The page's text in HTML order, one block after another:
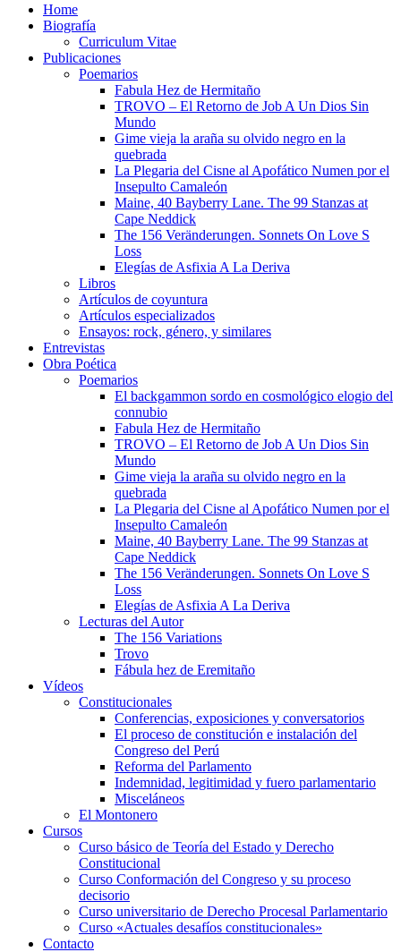
Home
Biografía
Curriculum Vitae​
Publicaciones
Poemarios
Fabula Hez de Hermitaño
TROVO – El Retorno de Job A Un Dios Sin
Mundo
Gime vieja la araña su olvido negro en la
quebrada
La Plegaria del Cisne al Apofático Numen por el
Insepulto Camaleón
Maine, 40 Bayberry Lane. The 99 Stanzas at
Cape Neddick
The 156 Veränderungen. Sonnets On Love S
Loss
Elegías de Asfixia A La Deriva
Libros
Artículos de coyuntura
Artículos especializados
Ensayos: rock, género, y similares
Entrevistas
Obra Poética
Poemarios
El backgammon sordo en cosmológico elogio del
connubio
Fabula Hez de Hermitaño
TROVO – El Retorno de Job A Un Dios Sin
Mundo
Gime vieja la araña su olvido negro en la
quebrada
La Plegaria del Cisne al Apofático Numen por el
Insepulto Camaleón
Maine, 40 Bayberry Lane. The 99 Stanzas at
Cape Neddick
The 156 Veränderungen. Sonnets On Love S
Loss
Elegías de Asfixia A La Deriva
Lecturas del Autor
The 156 Variations
Trovo
Fábula hez de Eremitaño
Vídeos
Constitucionales
Conferencias, exposiciones y conversatorios
El proceso de constitución e instalación del
Congreso del Perú
Reforma del Parlamento
Indemnidad, legitimidad y fuero parlamentario
Misceláneos
El Montonero
Cursos
Curso básico de Teoría del Estado y Derecho
Constitucional
Curso Conformación del Congreso y su proceso
decisorio
Curso universitario de Derecho Procesal Parlamentario
Curso «Actuales desafíos constitucionales»
Contacto